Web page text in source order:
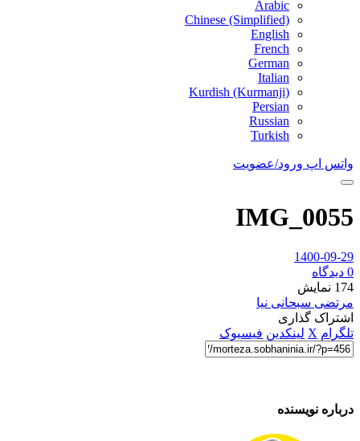
Arabic
Chinese (Simplified)
English
French
German
Italian
Kurdish (Kurmanji)
Persian
Russian
Turkish
واتس اپ ورود/عضویت
IMG_0055
1400-09-29
0 دیدگاه
174 نمایش
مرتضی سبحانی نیا
اشتراک گذاری
تلگرام X لینکدین فیسبوک
درباره نویسنده